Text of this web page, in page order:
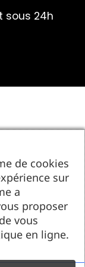
sous 24h
de cookies
sur
a
proposer
vous
en ligne.